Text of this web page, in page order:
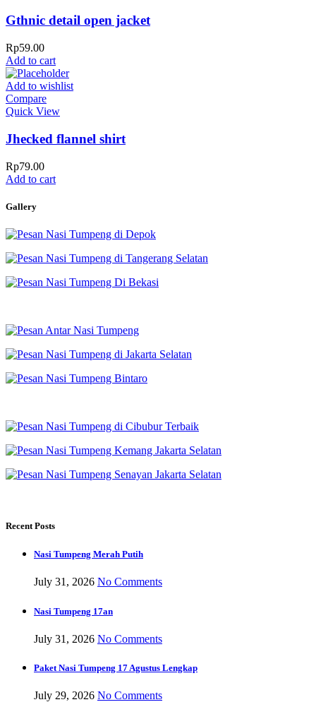
Gthnic detail open jacket
Rp59.00
Add to cart
Add to wishlist
Compare
Quick View
Jhecked flannel shirt
Rp79.00
Add to cart
Gallery
Recent Posts
Nasi Tumpeng Merah Putih
July 31, 2026 No Comments
Nasi Tumpeng 17an
July 31, 2026 No Comments
Paket Nasi Tumpeng 17 Agustus Lengkap
July 29, 2026 No Comments